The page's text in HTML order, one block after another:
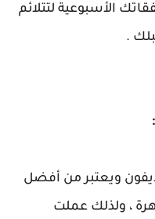
الأسبوعية لتتلائم
.
ويعتبر من أفضل
، ولذلك عملت